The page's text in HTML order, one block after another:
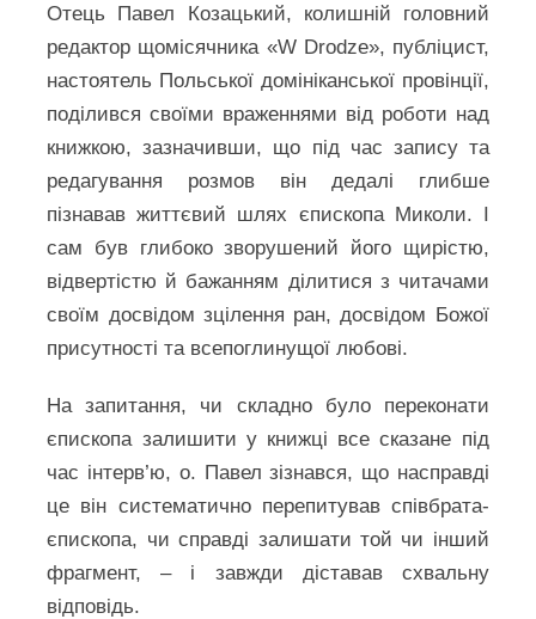
Отець Павел Козацький, колишній головний
редактор щомісячника «W Drodze», публіцист,
настоятель Польської домініканської провінції,
поділився своїми враженнями від роботи над
книжкою, зазначивши, що під час запису та
редагування розмов він дедалі глибше
пізнавав життєвий шлях єпископа Миколи. І
сам був глибоко зворушений його щирістю,
відвертістю й бажанням ділитися з читачами
своїм досвідом зцілення ран, досвідом Божої
присутності та всепоглинущої любові.
На запитання, чи складно було переконати
єпископа залишити у книжці все сказане під
час інтерв’ю, о. Павел зізнався, що насправді
це він систематично перепитував співбрата-
єпископа, чи справді залишати той чи інший
фрагмент, – і завжди діставав схвальну
відповідь.